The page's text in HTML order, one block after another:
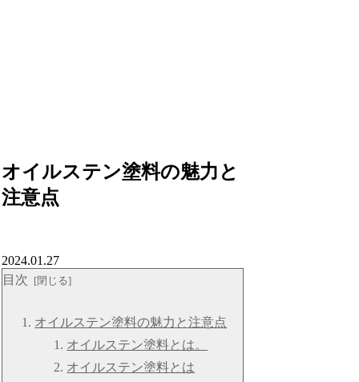
オイルステン塗料の魅力と
注意点
2024.01.27
目次
オイルステン塗料の魅力と注意点
オイルステン塗料とは。
オイルステン塗料とは